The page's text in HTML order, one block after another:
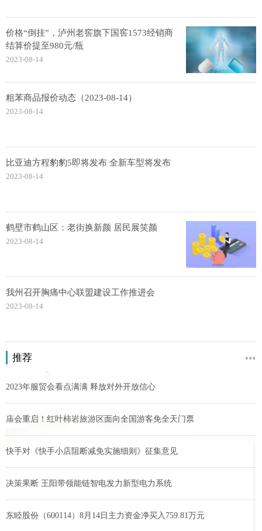
价格“倒挂”，泸州老窖旗下国窖1573经销商
结算价提至980元/瓶
2023-08-14
粗苯商品报价动态（2023-08-14）
2023-08-14
比亚迪方程豹豹5即将发布 全新车型将发布
2023-08-14
鹤壁市鹤山区：老街换新颜 居民展笑颜
2023-08-14
我州召开胸痛中心联盟建设工作推进会
2023-08-14
推荐
2023年服贸会看点满满 释放对外开放信心
庙会重启！红叶柿岩旅游区面向全国游客免全天门票
快手对《快手小店阻断减免实施细则》征集意见
决策果断 王阳带领能链智电发力新型电力系统
东睦股份（600114）8月14日主力资金净买入759.81万元